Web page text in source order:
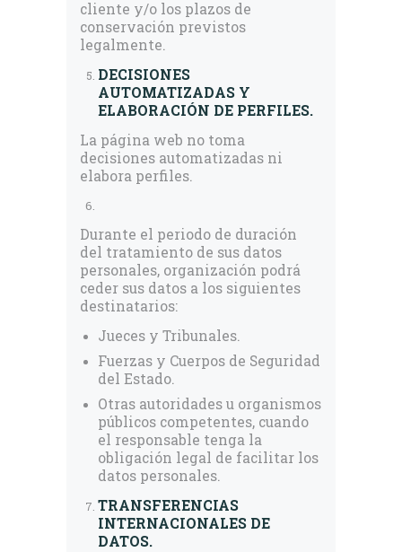
cliente y/o los plazos de
conservación previstos
legalmente.
DECISIONES
AUTOMATIZADAS Y
ELABORACIÓN DE PERFILES.
La página web no toma
decisiones automatizadas ni
elabora perfiles.
Durante el periodo de duración
del tratamiento de sus datos
personales, organización podrá
ceder sus datos a los siguientes
destinatarios:
Jueces y Tribunales.
Fuerzas y Cuerpos de Seguridad
del Estado.
Otras autoridades u organismos
públicos competentes, cuando
el responsable tenga la
obligación legal de facilitar los
datos personales.
TRANSFERENCIAS
INTERNACIONALES DE
DATOS.